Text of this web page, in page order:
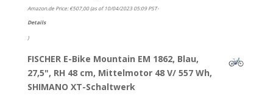
Amazon.de Price:€507,00(as of 10/04/2023 05:09 PST-
Details
)
FISCHER E-Bike Mountain EM 1862, Blau,
27,5", RH 48 cm, Mittelmotor 48 V/ 557 Wh,
SHIMANO XT-Schaltwerk